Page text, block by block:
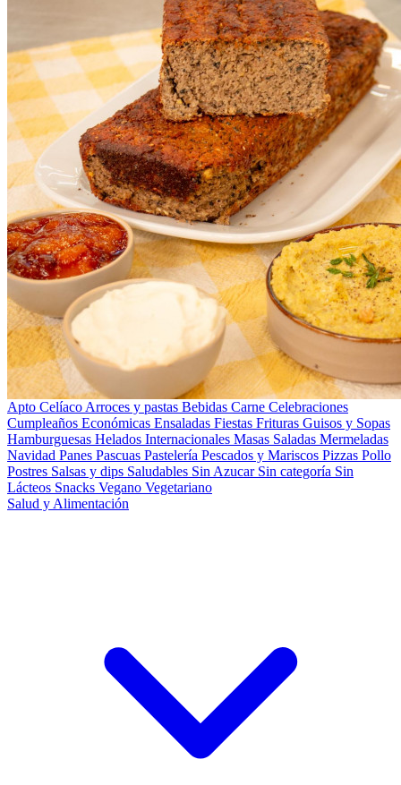
Apto Celíaco Arroces y pastas Bebidas Carne Celebraciones
Cumpleaños Económicas Ensaladas Fiestas Frituras Guisos y Sopas
Hamburguesas Helados Internacionales Masas Saladas Mermeladas
Navidad Panes Pascuas Pastelería Pescados y Mariscos Pizzas Pollo
Postres Salsas y dips Saludables Sin Azucar Sin categoría Sin
Lácteos Snacks Vegano Vegetariano
Salud y Alimentación